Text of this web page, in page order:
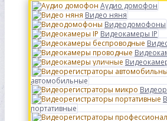
Аудио домофон
Видео няня
Видеодомофоны
Видеокамеры IP
автомобильные
портативные